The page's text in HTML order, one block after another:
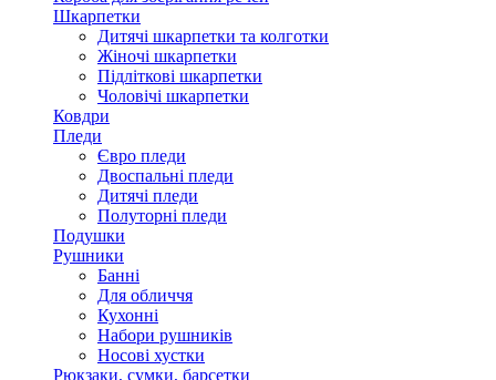
Шкарпетки
Дитячі шкарпетки та колготки
Жіночі шкарпетки
Підліткові шкарпетки
Чоловічі шкарпетки
Ковдри
Пледи
Євро пледи
Двоспальні пледи
Дитячі пледи
Полуторні пледи
Подушки
Рушники
Банні
Для обличчя
Кухонні
Набори рушників
Носові хустки
Рюкзаки, сумки, барсетки